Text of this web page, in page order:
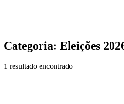
Categoria: Eleições
1 resultado encontrado